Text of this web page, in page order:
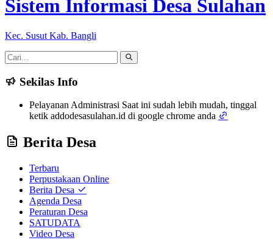
Sistem Informasi Desa Sulahan
Kec. Susut Kab. Bangli
Sekilas Info
Pelayanan Administrasi Saat ini sudah lebih mudah, tinggal
ketik addodesasulahan.id di google chrome anda
Berita Desa
Terbaru
Perpustakaan Online
Berita Desa
Agenda Desa
Peraturan Desa
SATUDATA
Video Desa